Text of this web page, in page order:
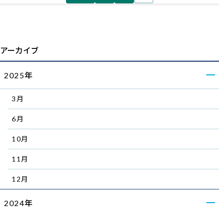
アーカイブ
2025年
3月
6月
10月
11月
12月
2024年